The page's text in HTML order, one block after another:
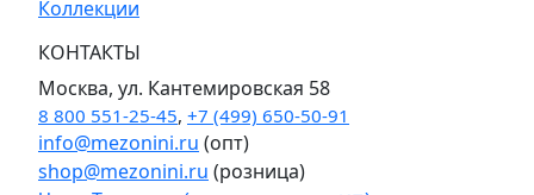
Коллекции
КОНТАКТЫ
Москва, ул. Кантемировская 58
8 800 551-25-45, +7 (499) 650-50-91
info@mezonini.ru (опт)
shop@mezonini.ru (розница)